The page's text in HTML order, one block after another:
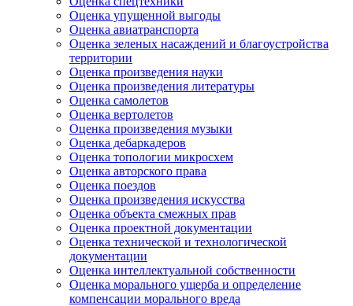
Оценка упущенной выгоды
Оценка авиатранспорта
Оценка зеленых насаждений и благоустройства
территории
Оценка произведения науки
Оценка произведения литературы
Оценка самолетов
Оценка вертолетов
Оценка произведения музыки
Оценка дебаркадеров
Оценка топологии микросхем
Оценка авторского права
Оценка поездов
Оценка произведения искусства
Оценка объекта смежных прав
Оценка проектной документации
Оценка технической и технологической
документации
Оценка интеллектуальной собственности
Оценка морального ущерба и определение
компенсации морального вреда